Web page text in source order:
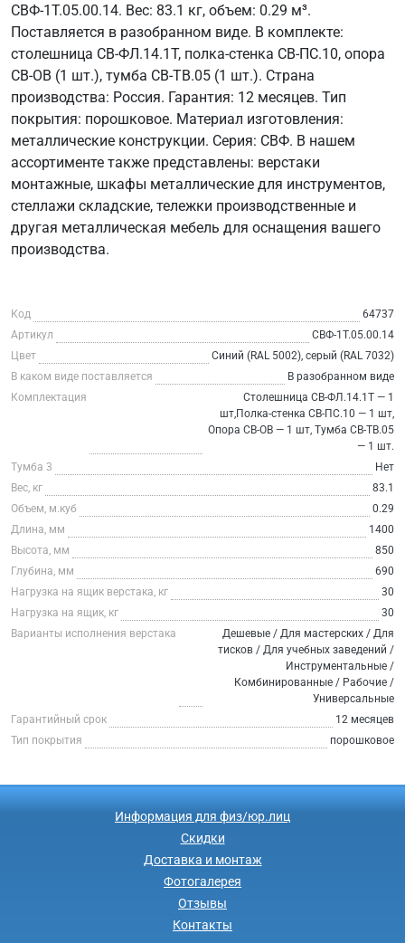
СВФ-1Т.05.00.14. Вес: 83.1 кг, объем: 0.29 м³.
Поставляется в разобранном виде. В комплекте:
столешница СВ-ФЛ.14.1Т, полка-стенка СВ-ПС.10, опора
СВ-ОВ (1 шт.), тумба СВ-ТВ.05 (1 шт.). Страна
производства: Россия. Гарантия: 12 месяцев. Тип
покрытия: порошковое. Материал изготовления:
металлические конструкции. Серия: СВФ. В нашем
ассортименте также представлены: верстаки
монтажные, шкафы металлические для инструментов,
стеллажи складские, тележки производственные и
другая металлическая мебель для оснащения вашего
производства.
Код
64737
Артикул
СВФ-1Т.05.00.14
Цвет
Синий (RAL 5002), серый (RAL 7032)
В каком виде поставляется
В разобранном виде
Комплектация
Столешница СВ-ФЛ.14.1Т — 1
шт,Полка-стенка СВ-ПС.10 — 1 шт,
Опора СВ-ОВ — 1 шт, Тумба СВ-ТВ.05
— 1 шт.
Тумба 3
Нет
Вес, кг
83.1
Объем, м.куб
0.29
Длина, мм
1400
Высота, мм
850
Глубина, мм
690
Нагрузка на ящик верстака, кг
30
Нагрузка на ящик, кг
30
Варианты исполнения верстака
Дешевые / Для мастерских / Для
тисков / Для учебных заведений /
Инструментальные /
Комбинированные / Рабочие /
Универсальные
Гарантийный срок
12 месяцев
Тип покрытия
порошковое
Информация для физ/юр.лиц
Скидки
Доставка и монтаж
Фотогалерея
Отзывы
Контакты